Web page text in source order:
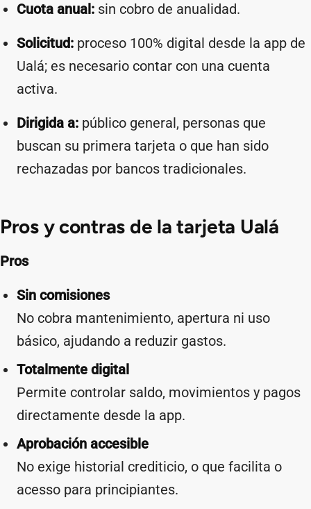
Cuota anual: sin cobro de anualidad.
Solicitud: proceso 100% digital desde la app de
Ualá; es necesario contar con una cuenta
activa.
Dirigida a: público general, personas que
buscan su primera tarjeta o que han sido
rechazadas por bancos tradicionales.
Pros y contras de la tarjeta Ualá
Pros
Sin comisiones
No cobra mantenimiento, apertura ni uso
básico, ajudando a reduzir gastos.
Totalmente digital
Permite controlar saldo, movimientos y pagos
directamente desde la app.
Aprobación accesible
No exige historial crediticio, o que facilita o
acesso para principiantes.